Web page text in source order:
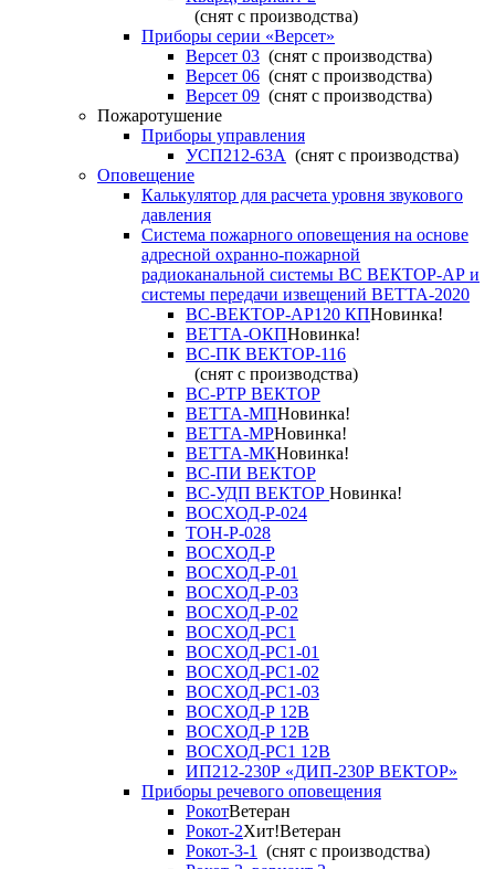
(снят с производства)
Приборы серии «Версет»
Версет 03 (снят с производства)
Версет 06 (снят с производства)
Версет 09 (снят с производства)
Пожаротушение
Приборы управления
УСП212-63А (снят с производства)
Оповещение
Калькулятор для расчета уровня звукового
давления
Система пожарного оповещения на основе
адресной охранно-пожарной
радиоканальной системы ВС ВЕКТОР-АР и
системы передачи извещений ВЕТТА-2020
ВС-ВЕКТОР-АР120 КПНовинка!
ВЕТТА-ОКПНовинка!
ВС-ПК ВЕКТОР-116
(снят с производства)
ВС-РТР ВЕКТОР
ВЕТТА-МПНовинка!
ВЕТТА-МРНовинка!
ВЕТТА-МКНовинка!
ВС-ПИ ВЕКТОР
ВС-УДП ВЕКТОР Новинка!
ВОСХОД-Р-024
ТОН-Р-028
ВОСХОД-Р
ВОСХОД-Р-01
ВОСХОД-Р-03
ВОСХОД-Р-02
ВОСХОД-РС1
ВОСХОД-РС1-01
ВОСХОД-РС1-02
ВОСХОД-РС1-03
ВОСХОД-Р 12В
ВОСХОД-Р 12В
ВОСХОД-РС1 12В
ИП212-230Р «ДИП-230Р ВЕКТОР»
Приборы речевого оповещения
РокотВетеран
Рокот-2Хит!Ветеран
Рокот-3-1
(снят с производства)